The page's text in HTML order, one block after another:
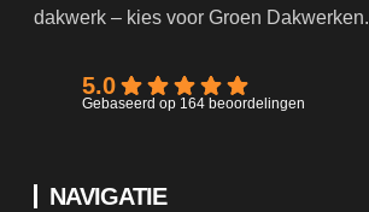
dakwerk – kies voor Groen Dakwerken.
5.0
Gebaseerd op 164 beoordelingen
NAVIGATIE